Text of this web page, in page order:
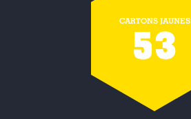
CARTONS JAUNES
53